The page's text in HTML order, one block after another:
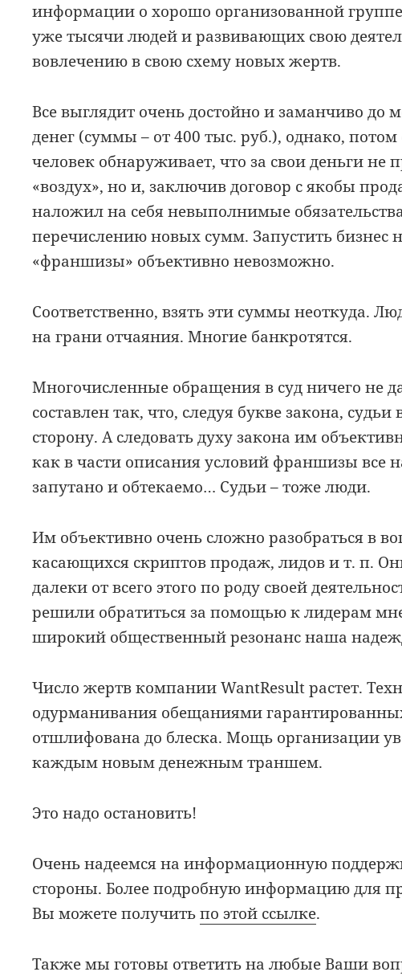
информации о хорошо организованной
уже тысячи людей и развивающих свою
вовлечению в свою схему новых жертв.
Все выглядит очень достойно и заманчиво до
денег (суммы – от 400 тыс. руб.), однако, потом
человек обнаруживает, что за свои деньги не
«воздух», но и, заключив договор с якобы
наложил на себя невыполнимые
перечислению новых сумм. Запустить бизнес
«франшизы» объективно невозможно.
Соответственно, взять эти суммы неоткуда.
на грани отчаяния. Многие банкротятся.
Многочисленные обращения в суд ничего не
составлен так, что, следуя букве закона, судьи
сторону. А следовать духу закона им
как в части описания условий франшизы все
запутано и обтекаемо… Судьи – тоже люди.
Им объективно очень сложно разобраться в
касающихся скриптов продаж, лидов и т. п.
далеки от всего этого по роду своей
решили обратиться за помощью к лидерам
широкий общественный резонанс наша
Число жертв компании WantResult растет.
одурманивания обещаниями
отшлифована до блеска. Мощь организации
каждым новым денежным траншем.
Это надо остановить!
Очень надеемся на информационную
стороны. Более подробную информацию для
Вы можете получитьпо этой ссылке.
Также мы готовы ответить на любые Ваши